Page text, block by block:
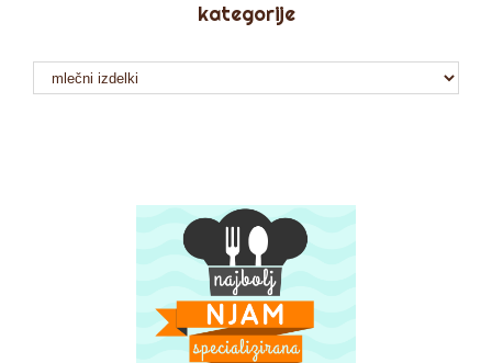
kategorije
kategorije